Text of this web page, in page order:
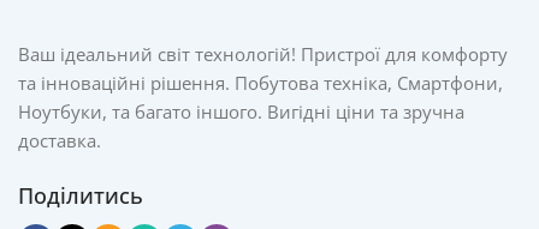
Ваш ідеальний світ технологій! Пристрої для комфорту
та інноваційні рішення. Побутова техніка, Смартфони,
Ноутбуки, та багато іншого. Вигідні ціни та зручна
доставка.
Поділитись